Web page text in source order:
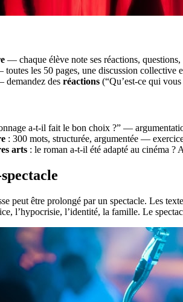
— chaque élève note ses réactions, questions,
les 50 pages, une discussion collective
demandez des réactions (“Qu’est-ce qui
a-t-il fait le bon choix ?” —
: 300 mots, structurée, argumentée —
arts : le roman a-t-il été adapté au cinéma ?
peut être prolongé par un spectacle. Les
l’hypocrisie, l’identité, la famille. Le